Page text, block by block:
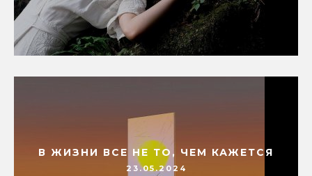
В ЖИЗНИ ВСЕ НЕ ТО, ЧЕМ КАЖЕТСЯ
23.05.2024